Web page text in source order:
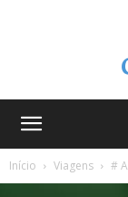
Início
Viagens #